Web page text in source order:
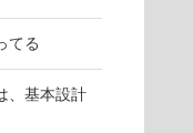
てる
、基本設計